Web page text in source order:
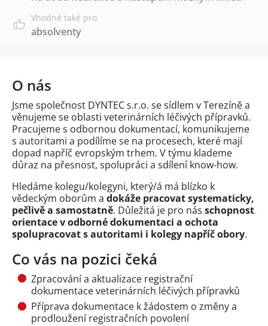
Vhodné také pro
absolventy
O nás
Jsme společnost DYNTEC s.r.o. se sídlem v Terezíně a
věnujeme se oblasti veterinárních léčivých přípravků.
Pracujeme s odbornou dokumentací, komunikujeme
s autoritami a podílíme se na procesech, které mají
dopad napříč evropským trhem. V týmu klademe
důraz na přesnost, spolupráci a sdílení know-how.
Hledáme kolegu/kolegyni, který/á má blízko k
vědeckým oborům a dokáže pracovat systematicky,
pečlivě a samostatně. Důležitá je pro nás schopnost
orientace v odborné dokumentaci a ochota
spolupracovat s autoritami i kolegy napříč obory.
Co vás na pozici čeká
Zpracování a aktualizace registrační
dokumentace veterinárních léčivých přípravků
Příprava dokumentace k žádostem o změny a
prodloužení registračních povolení